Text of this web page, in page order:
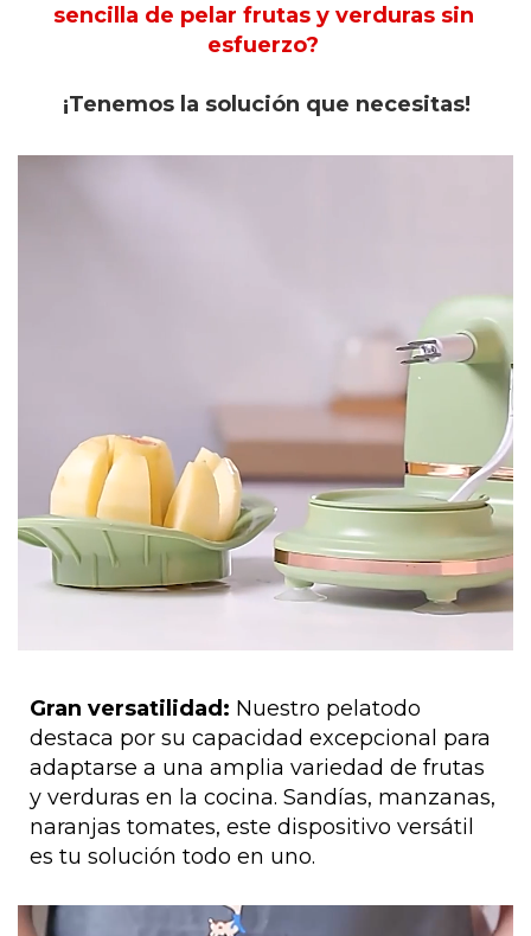
sencilla de pelar frutas y verduras sin
esfuerzo?
¡Tenemos la solución que necesitas!
Gran versatilidad: Nuestro pelatodo
destaca por su capacidad excepcional para
adaptarse a una amplia variedad de frutas
y verduras en la cocina. Sandías, manzanas,
naranjas tomates, este dispositivo versátil
es tu solución todo en uno.